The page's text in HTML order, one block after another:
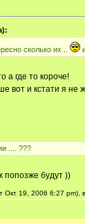
сколько их...
а где то короче!
вот и кстати я
.... ???
попозже будут ))
19, 2006 6:27 pm),